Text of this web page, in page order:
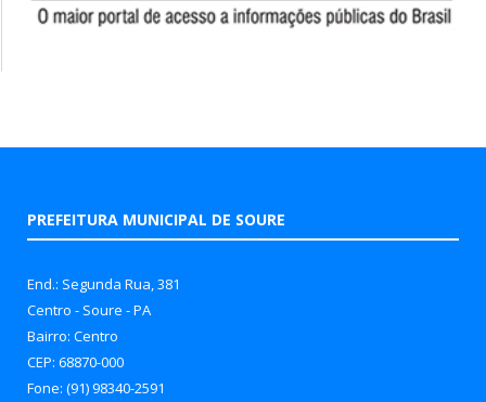
PREFEITURA MUNICIPAL DE SOURE
End.: Segunda Rua, 381
Centro - Soure - PA
Bairro: Centro
CEP: 68870-000
Fone: (91) 98340-2591